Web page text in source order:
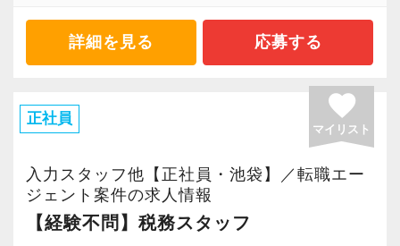
不動産オーナー様には、節税対策も重要で
相続税還付・消費税還付に関しては200件以上の
成功を収めています。
相続税の生前対策として、最適なプランを
策定し、ご提案するというコンサルティング業
務を経験できます。
ので無駄な疲労を回避できます
・訪問がないので、上司立ち合いのもと顧客と
面談可能（初心者には安心）
・体育会系ではありません（朝礼や体操などの
意味不明な行事は一切ありません。今後も行う
【その無駄やめよう！ ～効率化のための基本的
な考え方～】
により多くの還元が行える体制の構築を実現し
てまいります。
弊社の取り組みこそが「次世代の会計事務所の
正しい在り方である」と確信をもっています。
ださい。
▼弊社の取材動画です。
このことを目標に、弊社は理想の職場を作り上
げるために、毎年血の滲むような努力と改善行
その結果、繁忙期においても「ノー残業」、
「カレンダー通りの休暇」という他の会計事務
所では絶対に実現し得ないような生産性を達成
する事が出来ました。
さらに生産性の向上は高収益体質に結びつき、
詳細を見る 応募する
正社員 favorite
マイリスト
入力スタッフ他【正社員・池袋】／転職エー
ジェント案件の求人情報
【経験不問】税務スタッフ